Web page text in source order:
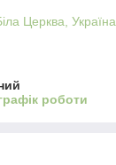
Церква, Україна
роботи